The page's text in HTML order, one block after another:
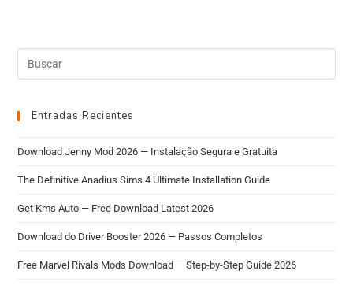
Entradas Recientes
Download Jenny Mod 2026 — Instalação Segura e Gratuita
The Definitive Anadius Sims 4 Ultimate Installation Guide
Get Kms Auto — Free Download Latest 2026
Download do Driver Booster 2026 — Passos Completos
Free Marvel Rivals Mods Download — Step-by-Step Guide 2026